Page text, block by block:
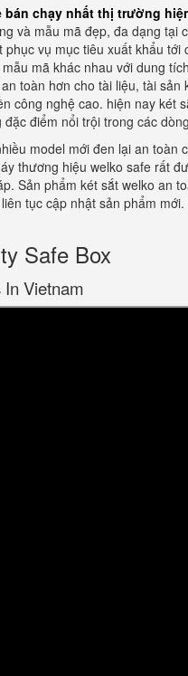
bán chạy nhất thị trường
và mẫu mã đẹp, đa dạng
vụ mục tiêu xuất khẩu
mã khác nhau với dung
toàn hơn cho tài liệu, tài
công nghệ cao. hiện nay
điểm nổi trội trong các
model mới đen lại an toàn
thương hiệu welko safe rất
Sản phẩm két sắt welko
tục cập nhật sản phẩm
Safe Box
Vietnam